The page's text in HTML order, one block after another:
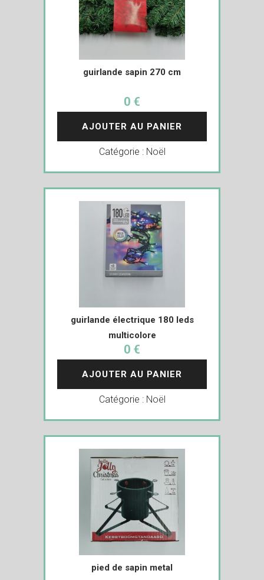
guirlande sapin 270 cm
0 €
AJOUTER AU PANIER
Catégorie : Noël
guirlande électrique 180 leds
multicolore
0 €
AJOUTER AU PANIER
Catégorie : Noël
pied de sapin metal